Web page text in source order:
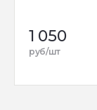
1 050
руб/шт